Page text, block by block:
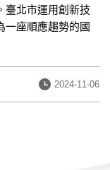
臺北市運用創新技
一座順應趨勢的國
發
布
2024-11-06